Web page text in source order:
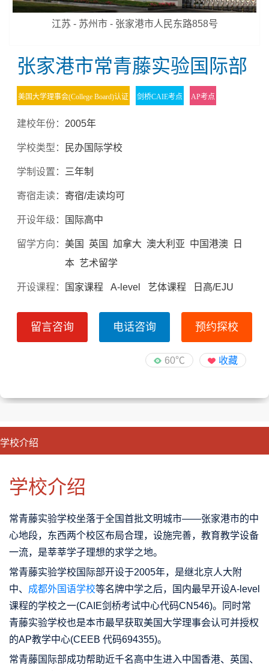
江苏 - 苏州市 - 张家港市人民东路858号
张家港市常青藤实验国际部
美国大学理事会(College Board)认证 剑桥CAIE考点 AP考点
建校年份： 2005年
学校类型： 民办国际学校
学制设置： 三年制
寄宿走读： 寄宿/走读均可
开设年级： 国际高中
留学方向： 美国 英国 加拿大 澳大利亚 中国港澳 日
本 艺术留学
开设课程： 国家课程 A-level 艺体课程 日高/EJU
留言咨询 电话咨询 预约探校
60℃ 收藏
学校介绍
学校介绍
常青藤实验学校坐落于全国首批文明城市——张家港市的中
心地段，东西两个校区布局合理，设施完善，教育教学设备
一流，是莘莘学子理想的求学之地。
常青藤实验学校国际部开设于2005年，是继北京人大附
中、 成都外国语学校等名牌中学之后，国内最早开设A-level
课程的学校之一(CAIE剑桥考试中心代码CN546)。同时常
青藤实验学校也是本市最早获取美国大学理事会认可并授权
的AP教学中心(CEEB 代码694355)。
常青藤国际部成功帮助近千名高中生进入中国香港、英国、